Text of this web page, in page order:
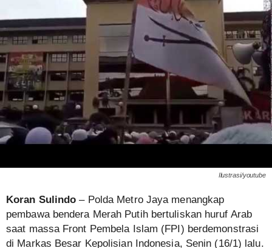
Ilustrasi/youtube
Koran Sulindo – Polda Metro Jaya menangkap
pembawa bendera Merah Putih bertuliskan huruf Arab
saat massa Front Pembela Islam (FPI) berdemonstrasi
di Markas Besar Kepolisian Indonesia, Senin (16/1) lalu.